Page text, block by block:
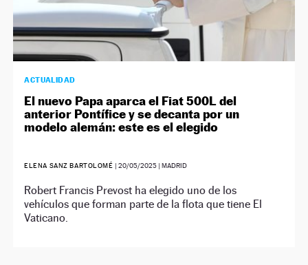
ACTUALIDAD
El nuevo Papa aparca el Fiat 500L del
anterior Pontífice y se decanta por un
modelo alemán: este es el elegido
ELENA SANZ BARTOLOMÉ |20/05/2025 | MADRID
Robert Francis Prevost ha elegido uno de los
vehículos que forman parte de la flota que tiene El
Vaticano.